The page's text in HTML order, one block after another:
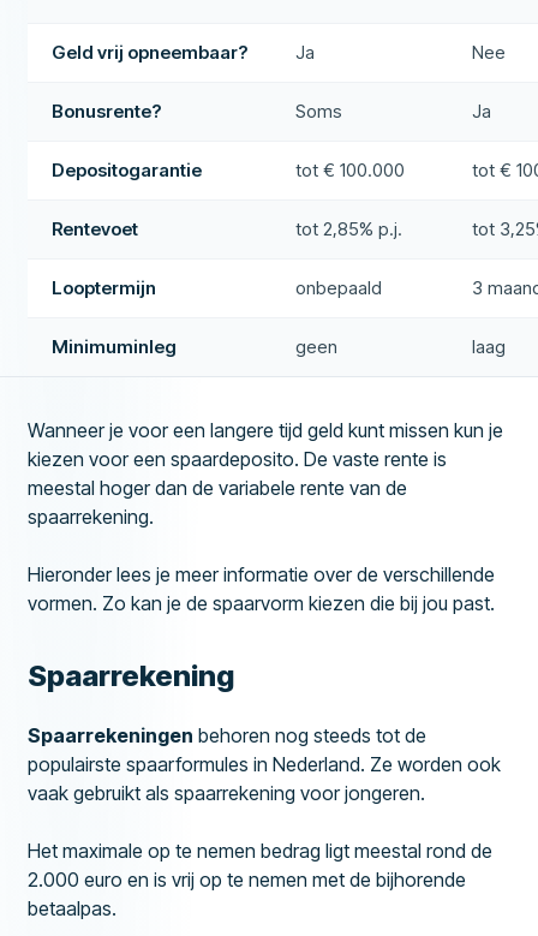
Geld vrij opneembaar? Ja Nee
Bonusrente? Soms Ja
Depositogarantie tot € 100.000 tot €
Rentevoet tot 2,85% p.j. tot
Looptermijn onbepaald 3
Minimuminleg geen laag
Wanneer je voor een langere tijd geld kunt missen kun je
kiezen voor een spaardeposito. De vaste rente is
meestal hoger dan de variabele rente van de
spaarrekening.
Hieronder lees je meer informatie over de verschillende
vormen. Zo kan je de spaarvorm kiezen die bij jou past.
Spaarrekening
Spaarrekeningen behoren nog steeds tot de
populairste spaarformules in Nederland. Ze worden ook
vaak gebruikt als spaarrekening voor jongeren.
Het maximale op te nemen bedrag ligt meestal rond de
2.000 euro en is vrij op te nemen met de bijhorende
betaalpas.